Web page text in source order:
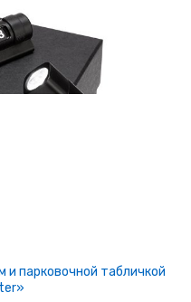
и парковочной табличкой